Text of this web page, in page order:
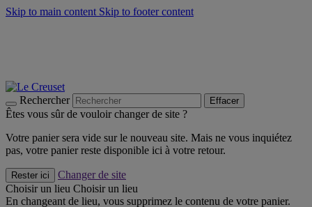
Skip to main content Skip to footer content
Rechercher Effacer
Êtes vous sûr de vouloir changer de site ?
Votre panier sera vide sur le nouveau site. Mais ne vous inquiétez
pas, votre panier reste disponible ici à votre retour.
Rester ici
Changer de site
Choisir un lieu Choisir un lieu
En changeant de lieu, vous supprimez le contenu de votre panier.